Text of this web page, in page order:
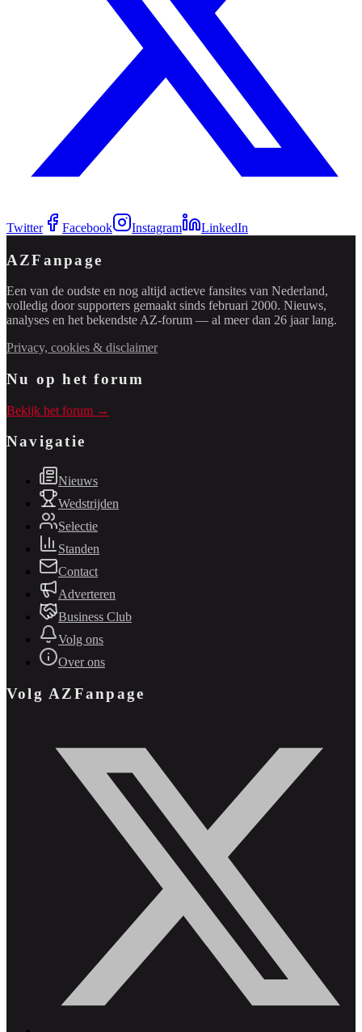
Twitter Facebook Instagram LinkedIn
AZFanpage
Een van de oudste en nog altijd actieve fansites van Nederland,
volledig door supporters gemaakt sinds februari 2000. Nieuws,
analyses en het bekendste AZ-forum — al meer dan 26 jaar lang.
Privacy, cookies & disclaimer
Nu op het forum
Bekijk het forum →
Navigatie
Nieuws
Wedstrijden
Selectie
Standen
Contact
Adverteren
Business Club
Volg ons
Over ons
Volg AZFanpage